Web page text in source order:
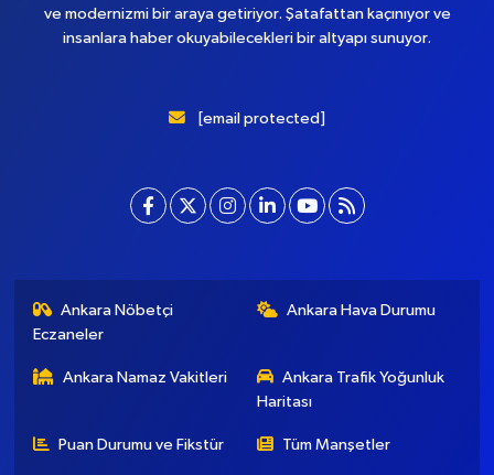
ve modernizmi bir araya getiriyor. Şatafattan kaçınıyor ve
insanlara haber okuyabilecekleri bir altyapı sunuyor.
[email protected]
Ankara Nöbetçi
Eczaneler
Ankara Hava Durumu
Ankara Namaz Vakitleri
Ankara Trafik Yoğunluk
Haritası
Puan Durumu ve Fikstür Tüm Manşetler